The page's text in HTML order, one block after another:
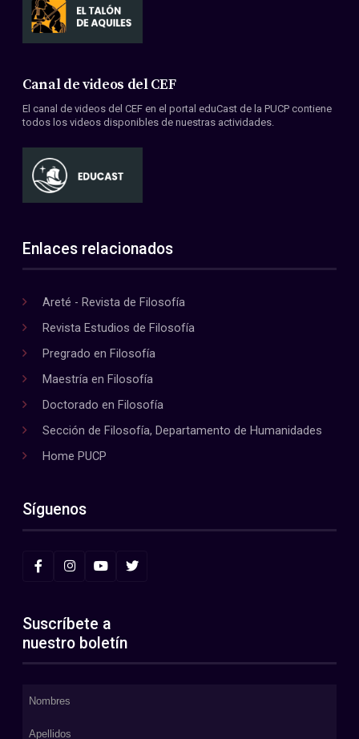
Canal de videos del CEF
El canal de videos del CEF en el portal eduCast de la PUCP contiene
todos los videos disponibles de nuestras actividades.
Enlaces relacionados
Areté - Revista de Filosofía
Revista Estudios de Filosofía
Pregrado en Filosofía
Maestría en Filosofía
Doctorado en Filosofía
Sección de Filosofía, Departamento de Humanidades
Home PUCP
Síguenos
Suscríbete a
nuestro boletín